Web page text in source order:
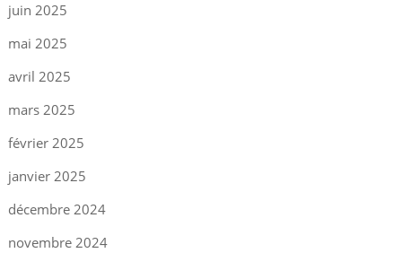
juin 2025
mai 2025
avril 2025
mars 2025
février 2025
janvier 2025
décembre 2024
novembre 2024